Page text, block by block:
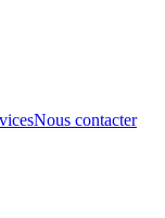
Nous contacter